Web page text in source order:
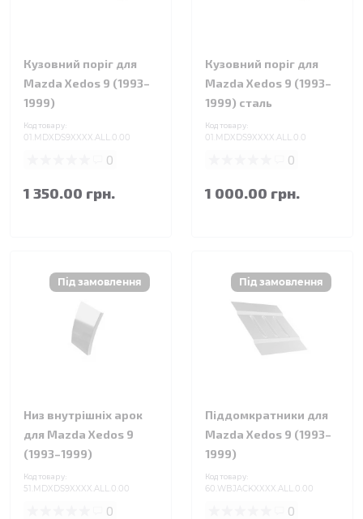
Кузовний поріг для
Mazda Xedos 9 (1993–
1999)
Код товару:
01.MDXDS9XXXX.ALL.0.00
0
1 350.00 грн.
Кузовний поріг для
Mazda Xedos 9 (1993–
1999) сталь
Код товару:
01.MDXDS9XXXX.ALL.0.0
0
1 000.00 грн.
Низ внутрішніх арок
для Mazda Xedos 9
(1993–1999)
Код товару:
51.MDXDS9XXXX.ALL.0.00
0
Піддомкратники для
Mazda Xedos 9 (1993–
1999)
Код товару:
60.WBJACKXXXX.ALL.0.00
0